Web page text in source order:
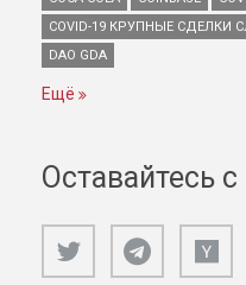
COVID-19 КРУПНЫЕ
DAO GDA
Ещё
Оставайтесь